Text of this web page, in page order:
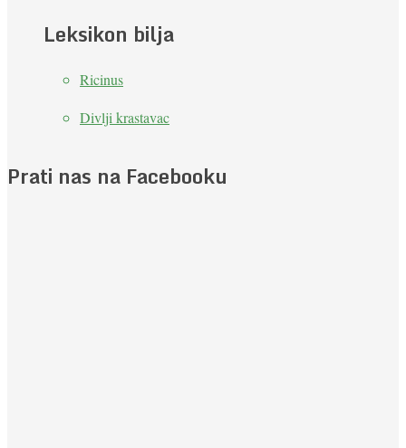
Leksikon bilja
Ricinus
Divlji krastavac
Prati nas na Facebooku